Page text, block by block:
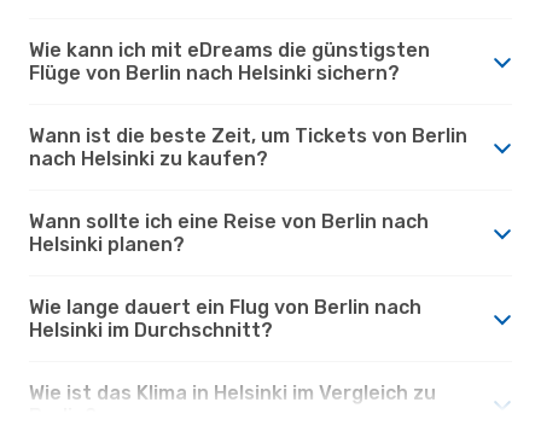
Wie kann ich mit eDreams die günstigsten
Flüge von Berlin nach Helsinki sichern?
Wann ist die beste Zeit, um Tickets von Berlin
nach Helsinki zu kaufen?
Wann sollte ich eine Reise von Berlin nach
Helsinki planen?
Wie lange dauert ein Flug von Berlin nach
Helsinki im Durchschnitt?
Wie ist das Klima in Helsinki im Vergleich zu